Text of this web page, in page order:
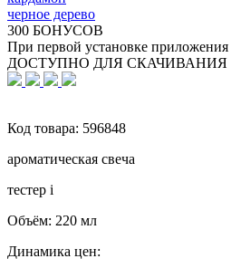
черное дерево
300 БОНУСОВ
При первой установке приложения
ДОСТУПНО ДЛЯ СКАЧИВАНИЯ
Код товара: 596848
ароматическая свеча
тестер i
Объём: 220 мл
Динамика цен: